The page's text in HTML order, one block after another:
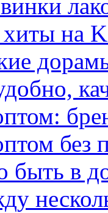
на
без
быть в